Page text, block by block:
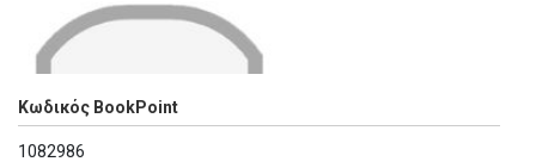
Κωδικός BookPoint
1082986